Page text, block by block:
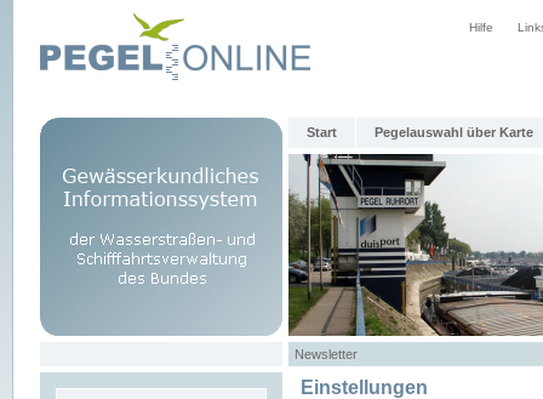
Hilfe
Start Pegelauswahl über Karte
Newsletter
Einstellungen